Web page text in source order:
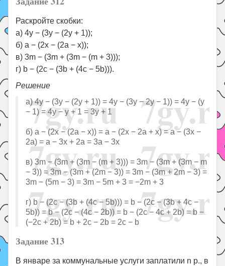
Раскройте скобки:
а) 4y − (3y − (2y + 1));
б) a − (2x − (2a − x));
в) 3m − (3m + (3m − (m + 3)));
г) b − (2c − (3b + (4c − 5b))).
Решение
а) 4y − (3y − (2y + 1)) = 4y − (3y − 2y − 1)) = 4y − (y
− 1) = 4y − y + 1 = 3y + 1
б) a − (2x − (2a − x)) = a − (2x − 2a + x) = a − (3x −
2a) = a − 3x + 2a = 3a − 3x
в) 3m − (3m + (3m − (m + 3))) = 3m − (3m + (3m − m
− 3)) = 3m − (3m + (2m − 3)) = 3m − (3m + 2m − 3) =
3m − (5m − 3) = 3m − 5m + 3 = −2m + 3
г) b − (2c − (3b + (4c − 5b))) = b − (2c − (3b + 4c −
5b)) = b − (2c − (4c − 2b)) = b − (2c − 4c + 2b) = b −
(−2c + 2b) = b + 2c − 2b = 2c − b
Задание 313
В январе за коммунальные услуги заплатили n р., в